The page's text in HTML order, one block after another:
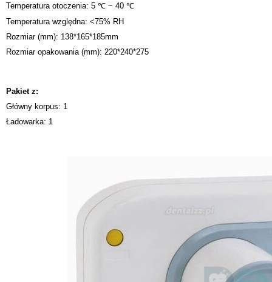
Temperatura otoczenia: 5 ℃ ~ 40 ℃
Temperatura względna: <75% RH
Rozmiar (mm): 138*165*185mm
Rozmiar opakowania (mm): 220*240*275
Pakiet z:
Główny korpus: 1
Ładowarka: 1